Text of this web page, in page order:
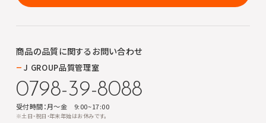
商品の品質に関するお問い合わせ
J GROUP品質管理室
0798-39-8088
受付時間：月～金 9:00~17:00
※土日・祝日・年末年始はお休みです。